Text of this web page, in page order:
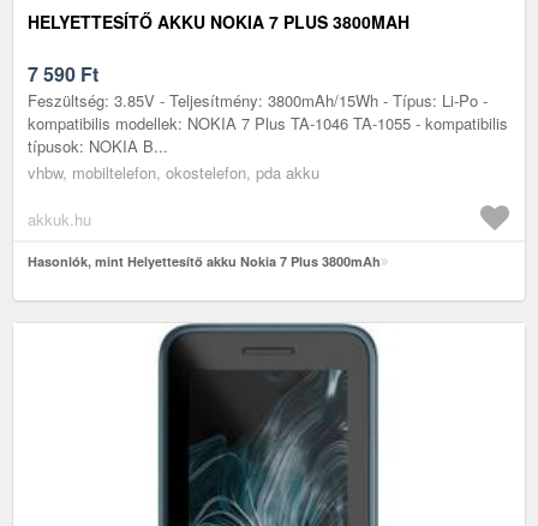
HELYETTESÍTŐ AKKU NOKIA 7 PLUS 3800MAH
7 590 Ft
Feszültség: 3.85V - Teljesítmény: 3800mAh/15Wh - Típus: Li-Po -
kompatibilis modellek: NOKIA 7 Plus TA-1046 TA-1055 - kompatibilis
típusok: NOKIA B...
vhbw, mobiltelefon, okostelefon, pda akku
akkuk.hu
Hasonlók, mint Helyettesítő akku Nokia 7 Plus 3800mAh